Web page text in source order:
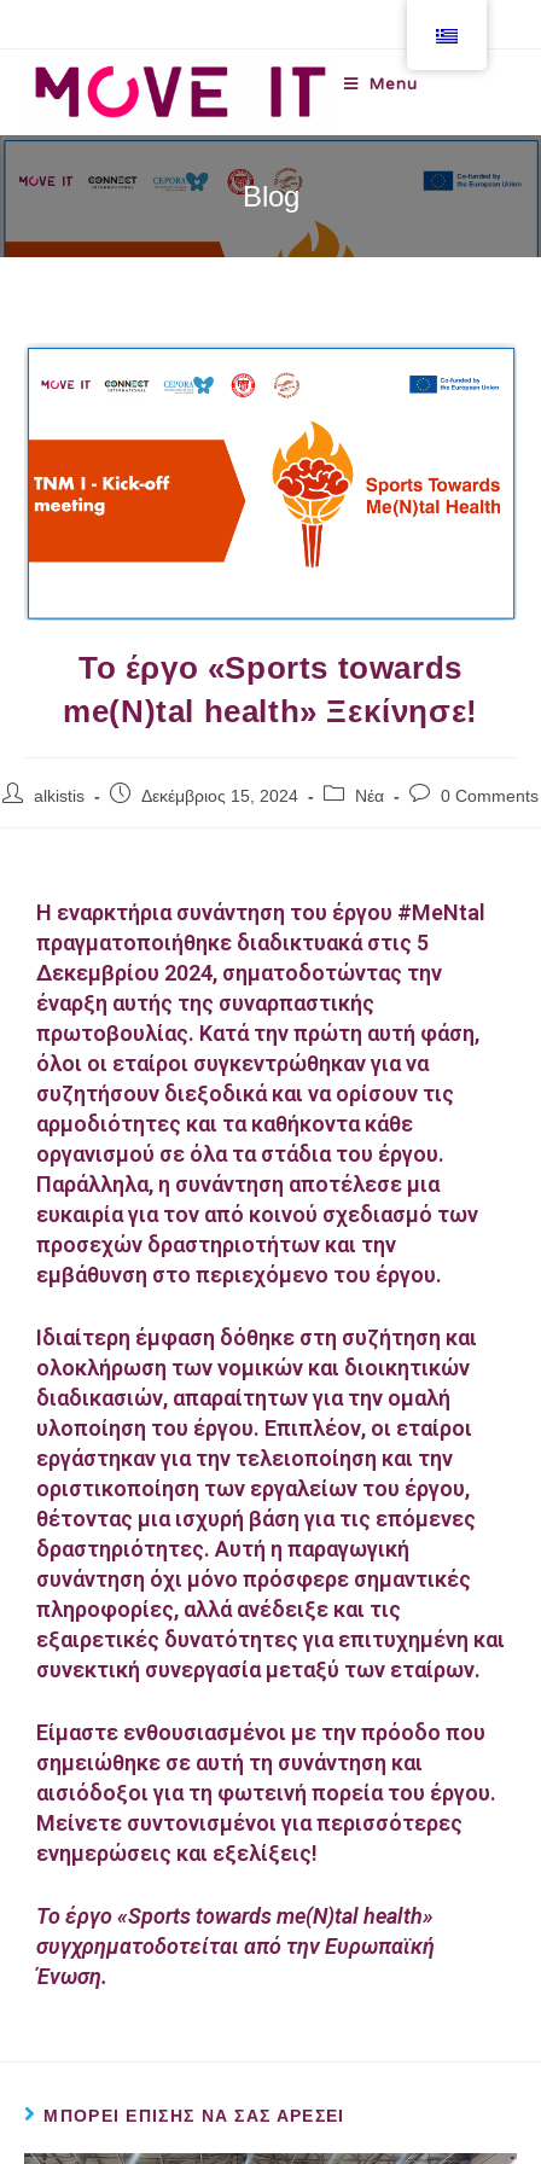
Menu
Blog
Το έργο «Sports towards
me(N)tal health» Ξεκίνησε!
alkistis Δεκέμβριος 15, 2024 Νέα 0 Comments
Η εναρκτήρια συνάντηση του έργου #MeNtal
πραγματοποιήθηκε διαδικτυακά στις 5
Δεκεμβρίου 2024, σηματοδοτώντας την
έναρξη αυτής της συναρπαστικής
πρωτοβουλίας. Κατά την πρώτη αυτή φάση,
όλοι οι εταίροι συγκεντρώθηκαν για να
συζητήσουν διεξοδικά και να ορίσουν τις
αρμοδιότητες και τα καθήκοντα κάθε
οργανισμού σε όλα τα στάδια του έργου.
Παράλληλα, η συνάντηση αποτέλεσε μια
ευκαιρία για τον από κοινού σχεδιασμό των
προσεχών δραστηριοτήτων και την
εμβάθυνση στο περιεχόμενο του έργου.
Ιδιαίτερη έμφαση δόθηκε στη συζήτηση και
ολοκλήρωση των νομικών και διοικητικών
διαδικασιών, απαραίτητων για την ομαλή
υλοποίηση του έργου. Επιπλέον, οι εταίροι
εργάστηκαν για την τελειοποίηση και την
οριστικοποίηση των εργαλείων του έργου,
θέτοντας μια ισχυρή βάση για τις επόμενες
δραστηριότητες. Αυτή η παραγωγική
συνάντηση όχι μόνο πρόσφερε σημαντικές
πληροφορίες, αλλά ανέδειξε και τις
εξαιρετικές δυνατότητες για επιτυχημένη και
συνεκτική συνεργασία μεταξύ των εταίρων.
Είμαστε ενθουσιασμένοι με την πρόοδο που
σημειώθηκε σε αυτή τη συνάντηση και
αισιόδοξοι για τη φωτεινή πορεία του έργου.
Μείνετε συντονισμένοι για περισσότερες
ενημερώσεις και εξελίξεις!
Το έργο «Sports towards me(N)tal health»
συγχρηματοδοτείται από την Ευρωπαϊκή
Ένωση.
ΜΠΟΡΕΊ ΕΠΊΣΗΣ ΝΑ ΣΑΣ ΑΡΈΣΕΙ